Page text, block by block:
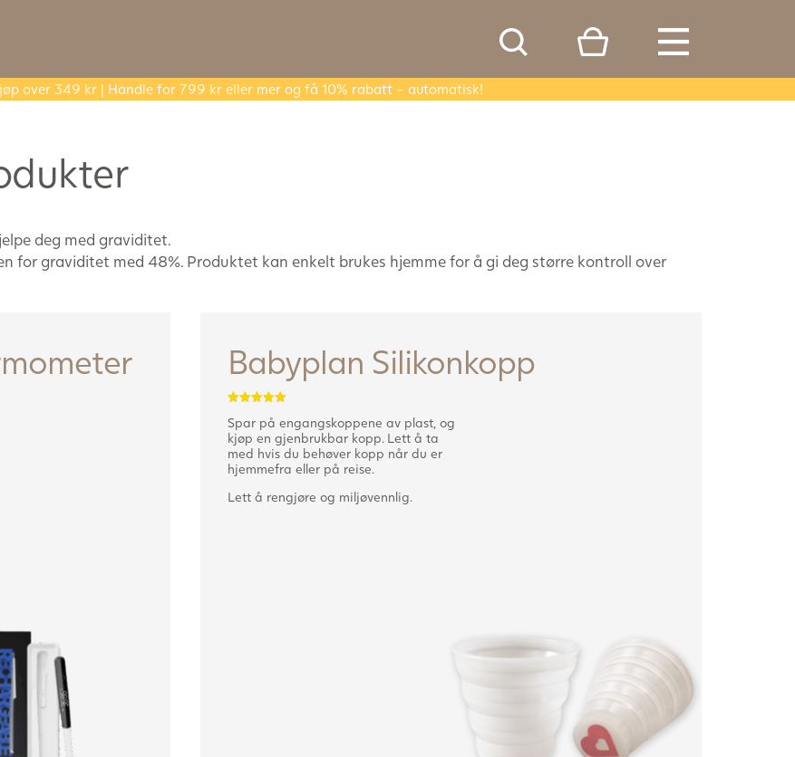
over 349 kr | Handle for 799 kr eller mer og få 10% rabatt – automatisk!
deg med graviditet.
for graviditet med 48%. Produktet kan enkelt brukes hjemme for å gi deg større kontroll over
Babyplan Silikonkopp
5.00
av 5
Spar på engangskoppene av plast, og
kjøp en gjenbrukbar kopp. Lett å ta
med hvis du behøver kopp når du er
hjemmefra eller på reise.
Lett å rengjøre og miljøvennlig.